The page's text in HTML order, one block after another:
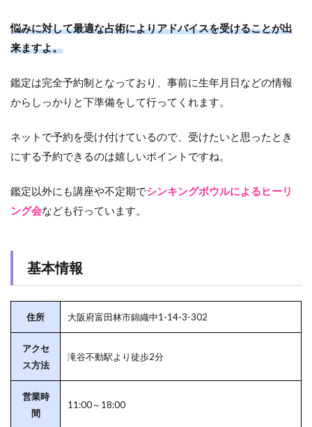
悩みに対して最適な占術によりアドバイスを受けることが出
来ますよ。
鑑定は完全予約制となっており、事前に生年月日などの情報
からしっかりと下準備をして行ってくれます。
ネットで予約を受け付けているので、受けたいと思ったとき
にする予約できるのは嬉しいポイントですね。
鑑定以外にも講座や不定期でシンキングボウルによるヒーリ
ング会なども行っています。
基本情報
住所 大阪府富田林市錦織中1-14-3-302
アクセ
ス方法
滝谷不動駅より徒歩2分
営業時
間
11:00～18:00